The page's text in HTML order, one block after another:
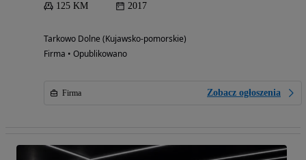
125 KM
2017
Tarkowo Dolne (Kujawsko-pomorskie)
Firma • Opublikowano
Firma Zobacz ogłoszenia